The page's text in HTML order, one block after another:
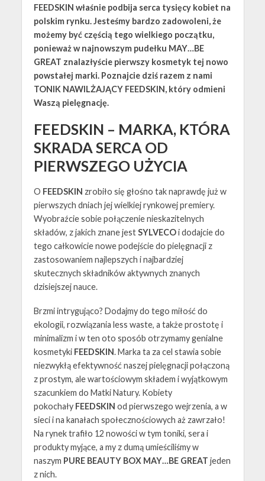
FEEDSKIN właśnie podbija serca tysięcy kobiet na
polskim rynku. Jesteśmy bardzo zadowoleni, że
możemy być częścią tego wielkiego początku,
ponieważ w najnowszym pudełku MAY…BE
GREAT znalazłyście pierwszy kosmetyk tej nowo
powstałej marki. Poznajcie dziś razem z nami
TONIK NAWILŻAJĄCY FEEDSKIN, który odmieni
Waszą pielęgnację.
FEEDSKIN – MARKA, KTÓRA
SKRADA SERCA OD
PIERWSZEGO UŻYCIA
O FEEDSKIN zrobiło się głośno tak naprawdę już w
pierwszych dniach jej wielkiej rynkowej premiery.
Wyobraźcie sobie połączenie nieskazitelnych
składów, z jakich znane jestSYLVECOi dodajcie do
tego całkowicie nowe podejście do pielęgnacji z
zastosowaniem najlepszych i najbardziej
skutecznych składników aktywnych znanych
dzisiejszej nauce.
Brzmi intrygująco? Dodajmy do tego miłość do
ekologii, rozwiązania less waste, a także prostotę i
minimalizm i w ten oto sposób otrzymamy genialne
kosmetyki FEEDSKIN. Marka ta za cel stawia sobie
niezwykłą efektywność naszej pielęgnacji połączoną
z prostym, ale wartościowym składem i wyjątkowym
szacunkiem do Matki Natury. Kobiety
pokochałyFEEDSKIN od pierwszego wejrzenia, a w
sieci i na kanałach społecznościowych aż zawrzało!
Na rynek trafiło 12 nowości w tym toniki, sera i
produkty myjące, a my z dumą umieściliśmy w
naszym PURE BEAUTY BOX MAY…BE GREAT jeden
z nich.